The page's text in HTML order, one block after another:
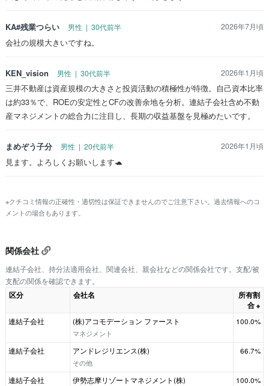
KA#残業つらい 男性 | 30代前半 2026年7月頃
会社の規模大きいですね。
KEN_vision 男性 | 30代前半 2026年1月頃
三井不動産は資産規模の大きさと投資活動の積極性が特徴。自己資本比率
は約33％で、ROEの安定性とCFの改善余地を分析。連結子会社含め不動
産マネジメントの総合力に注目し、長期の収益基盤を見極めたいです。
まめぞう子分 男性 | 20代前半 2026年1月頃
見ます。よろしくお願いします🐢
※クチコミ情報の正確性・適切性は保証できませんのでご注意下さい。過去情報へのコ
メントの場合もあります。
関係会社
連結子会社、持分法適用会社、関連会社、親会社などの関係会社です。支配/被
支配の関係を確認できます。
区分 会社名
所有割
合 ※
連結子会社
(株)アコモデーション ファースト
マネジメント
100.0%
連結子会社
アンドレジリエンス(株)
その他
66.7%
連結子会社
伊勢志摩リゾートマネジメント(株)
100.0%